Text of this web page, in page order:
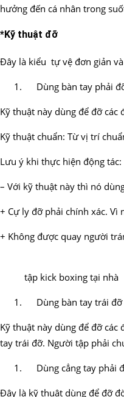
hưởng đến cá nhân trong
*Kỹ thuật đỡ
Đây là kiểu tự vệ đơn giản
Dùng bàn tay phải
Kỹ thuật này dùng để đỡ
Kỹ thuật chuẩn: Từ vị trí
Lưu ý khi thực hiện động tác:
– Với kỹ thuật này thì nó
+ Cự ly đỡ phải chính xác. Vì
+ Không được quay người
tập kick boxing tại nhà
Dùng bàn tay trái đỡ
Kỹ thuật này dùng để đỡ
tay trái đỡ. Người tập phải
Dùng cẳng tay phải
Đây là kỹ thuật dùng để đỡ